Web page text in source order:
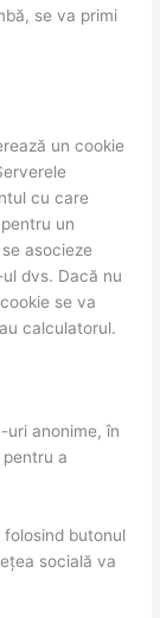
se va primi
un cookie
cu care
un
asocieze
dvs. Dacă nu
se va
calculatorul.
uri anonime, în
a
butonul
socială va